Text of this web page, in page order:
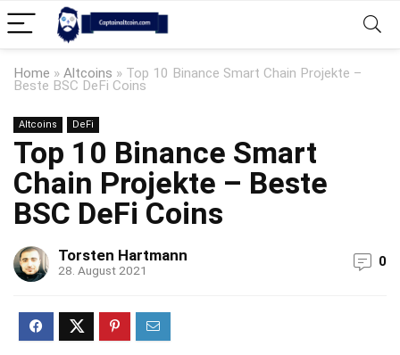
Home » Altcoins » Top 10 Binance Smart Chain Projekte –
Beste BSC DeFi Coins
Altcoins DeFi
Top 10 Binance Smart
Chain Projekte – Beste
BSC DeFi Coins
Torsten Hartmann
28. August 2021
0